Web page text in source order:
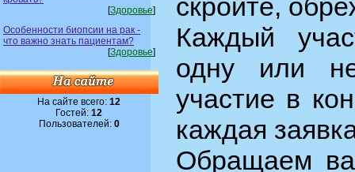
[Здоровье]
Особенности биопсии на рак -
что важно знать пациентам?
[Здоровье]
На сайте всего:12
Гостей:12
Пользователей: 0
скройте,
Каждый
одну или
участие в
каждая
Обращаем